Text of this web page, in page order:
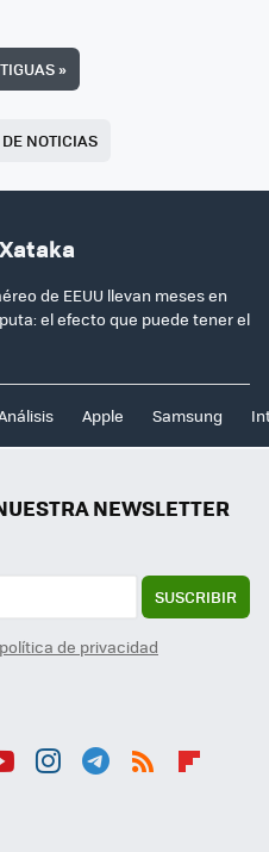
»
NOTICIAS
de EEUU llevan meses en
el efecto que puede tener el
Apple Samsung
NEWSLETTER
SUSCRIBIR
política de privacidad